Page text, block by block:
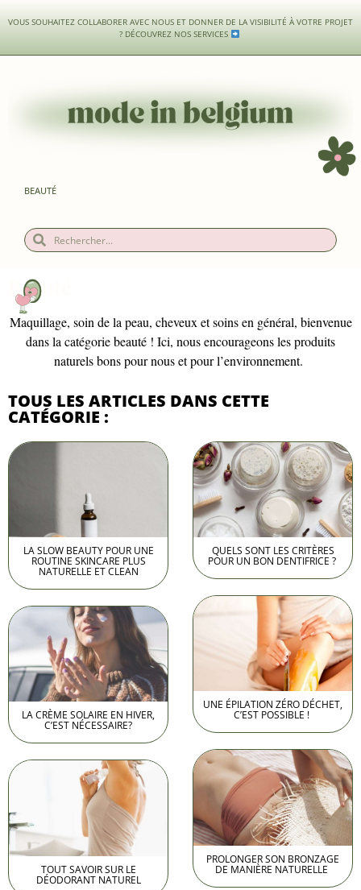
VOUS SOUHAITEZ COLLABORER AVEC NOUS ET DONNER DE LA VISIBILITÉ À VOTRE PROJET
? DÉCOUVREZ NOS SERVICES
BEAUTÉ
Beauté
Maquillage, soin de la peau, cheveux et soins en général, bienvenue
dans la catégorie beauté ! Ici, nous encourageons les produits
naturels bons pour nous et pour l’environnement.
TOUS LES ARTICLES DANS CETTE
CATÉGORIE :
LA SLOW BEAUTY POUR UNE
ROUTINE SKINCARE PLUS
NATURELLE ET CLEAN
QUELS SONT LES CRITÈRES
POUR UN BON DENTIFRICE ?
LA CRÈME SOLAIRE EN HIVER,
C’EST NÉCESSAIRE?
UNE ÉPILATION ZÉRO DÉCHET,
C’EST POSSIBLE !
TOUT SAVOIR SUR LE
DÉODORANT NATUREL
PROLONGER SON BRONZAGE
DE MANIÈRE NATURELLE